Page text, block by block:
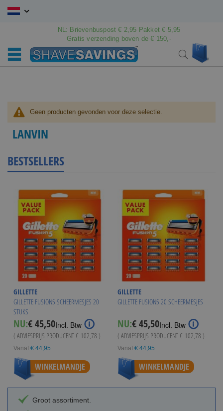
Ga
NL: Brievenbuspost € 2,95 Pakket € 5,95
Gratis verzending boven de € 150,-
Search
Geen producten gevonden voor deze selectie.
LANVIN
BESTSELLERS
GILLETTE
GILLETTE FUSION5 SCHEERMESJES 20
STUKS
NU:€ 45,50Incl. Btw
( ADVIESPRIJS PRODUCENT€ 102,78 )
Vanaf € 44,95
WINKELMANDJE
GILLETTE
GILLETTE FUSION5 20 SCHEERMESJES
NU:€ 45,50Incl. Btw
( ADVIESPRIJS PRODUCENT€ 102,78 )
Vanaf € 44,95
WINKELMANDJE
Groot assortiment.